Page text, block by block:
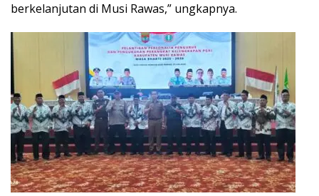
berkelanjutan di Musi Rawas,” ungkapnya.